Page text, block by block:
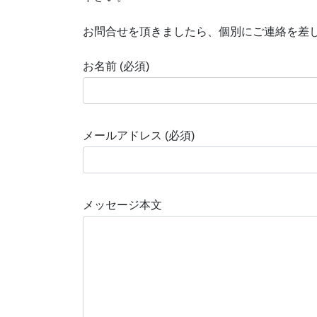
お問合せを頂きましたら、個別にご連絡を差
お名前 (必須)
メールアドレス (必須)
メッセージ本文